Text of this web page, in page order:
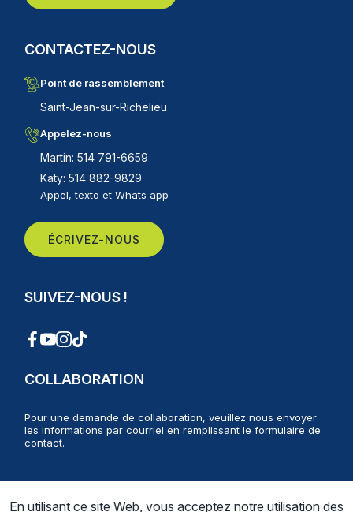
CONTACTEZ-NOUS
Point de rassemblement
Saint-Jean-sur-Richelieu
Appelez-nous
Martin: 514 791-6659
Katy: 514 882-9829
Appel, texto et Whats app
ÉCRIVEZ-NOUS
SUIVEZ-NOUS !
COLLABORATION
Pour une demande de collaboration, veuillez nous envoyer
les informations par courriel en remplissant le formulaire de
contact.
CONTACTEZ-NOUS
En utilisant ce site Web, vous acceptez notre utilisation des